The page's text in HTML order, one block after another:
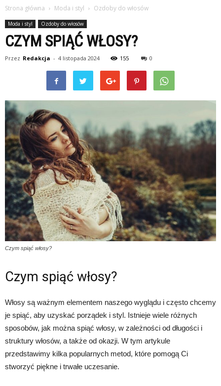
Strona główna Moda i styl Ozdoby do włosów
Moda i styl Ozdoby do włosów
CZYM SPIĄĆ WŁOSY?
Przez Redakcja - 4 listopada 2024 155 0
Czym spiąć włosy?
Czym spiąć włosy?
Włosy są ważnym elementem naszego wyglądu i często chcemy
je spiąć, aby uzyskać porządek i styl. Istnieje wiele różnych
sposobów, jak można spiąć włosy, w zależności od długości i
struktury włosów, a także od okazji. W tym artykule
przedstawimy kilka popularnych metod, które pomogą Ci
stworzyć piękne i trwałe uczesanie.